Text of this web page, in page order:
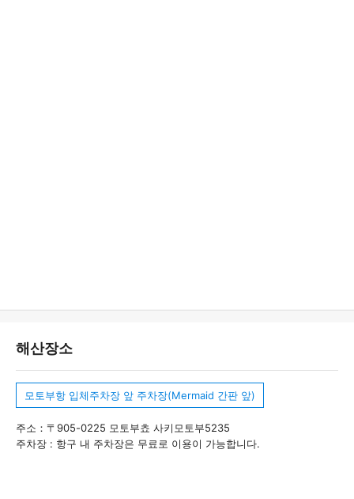
해산장소
모토부항 입체주차장 앞 주차장(Mermaid 간판 앞)
주소：〒905-0225 모토부쵸 사키모토부5235
주차장 : 항구 내 주차장은 무료로 이용이 가능합니다.